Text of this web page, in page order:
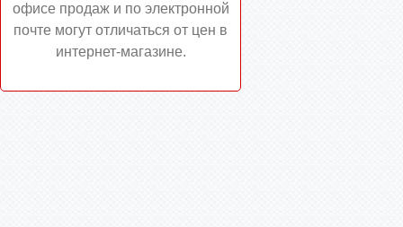
офисе продаж и по электронной
почте могут отличаться от цен в
интернет-магазине.